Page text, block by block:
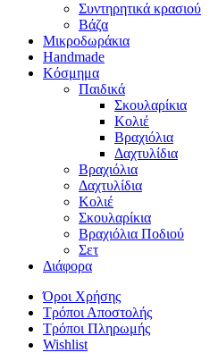
Συντηρητικά κρασιού
Βάζα
Μικροδωράκια
Handmade
Κόσμημα
Παιδικά
Σκουλαρίκια
Κολιέ
Βραχιόλια
Δαχτυλίδια
Βραχιόλια
Δαχτυλίδια
Κολιέ
Σκουλαρίκια
Βραχιόλια Ποδιού
Σετ
Διάφορα
Όροι Χρήσης
Τρόποι Αποστολής
Τρόποι Πληρωμής
Wishlist